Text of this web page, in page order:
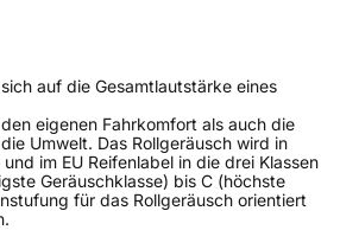
auf die Gesamtlautstärke eines
eigenen Fahrkomfort als auch die
Umwelt. Das Rollgeräusch wird in
im EU Reifenlabel in die drei Klassen
Geräuschklasse) bis C (höchste
für das Rollgeräusch orientiert